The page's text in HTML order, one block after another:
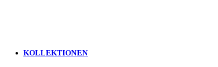
KOLLEKTIONEN